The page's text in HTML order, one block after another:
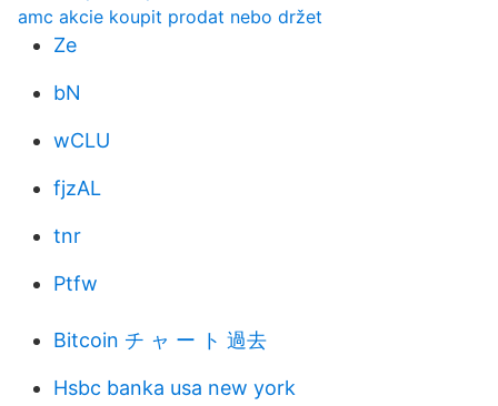
amc akcie koupit prodat nebo držet
Ze
bN
wCLU
fjzAL
tnr
Ptfw
Bitcoin チ ャ ー ト 過去
Hsbc banka usa new york